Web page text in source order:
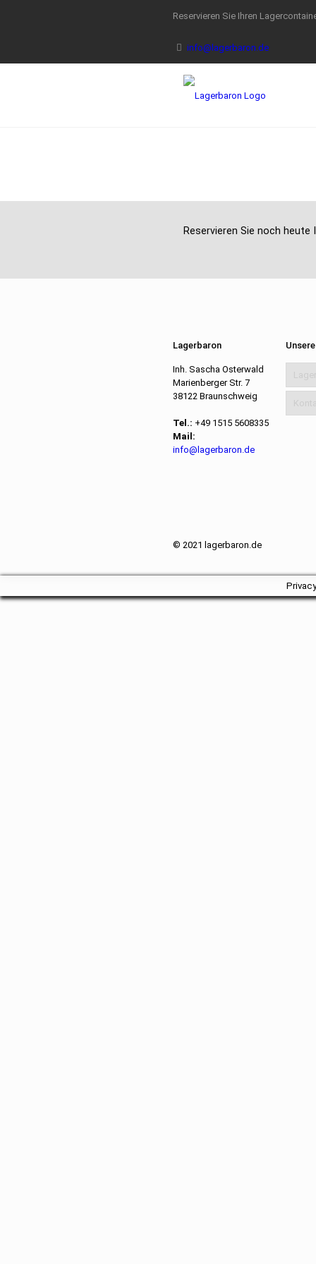
Reservieren Sie Ihren
info@lagerbaron.de
Reservieren Sie noch
Lagerbaron
Inh. Sascha Osterwald
Marienberger Str. 7
38122 Braunschweig
Tel.: +49 1515 5608335
Mail:
info@lagerbaron.de
© 2021 lagerbaron.de